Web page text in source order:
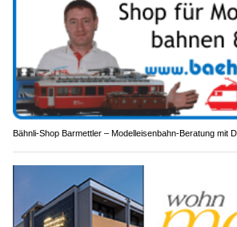
Bähnli-Shop Barmettler – Modelleisenbahn-Beratung mit